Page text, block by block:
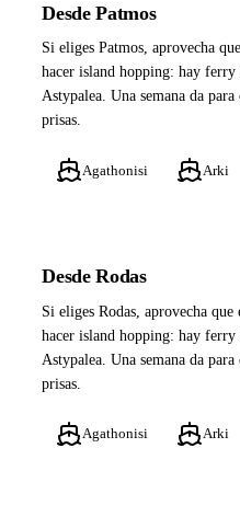
Desde Patmos
Si eliges Patmos, aprovecha
hacer island hopping: hay
Astypalea. Una semana da
prisas.
Agathonisi Arki
Desde Rodas
Si eliges Rodas, aprovecha que
hacer island hopping: hay
Astypalea. Una semana da
prisas.
Agathonisi Arki